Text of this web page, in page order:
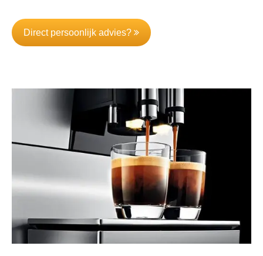
Direct persoonlijk advies?